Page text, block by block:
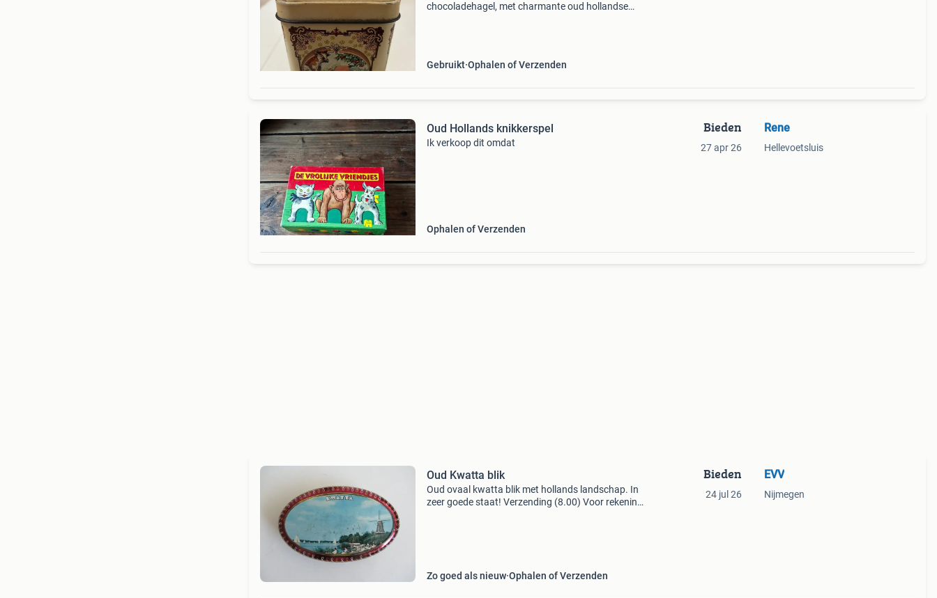
chocoladehagel, met charmante oud hollandse
Gebruikt Ophalen of Verzenden
Oud Hollands knikkerspel
Ik verkoop dit omdat
Ophalen of Verzenden
Bieden
27 apr 26
Rene
Hellevoetsluis
Oud Kwatta blik
Oud ovaal kwatta blik met hollands landschap. In
zeer goede staat! Verzending (8.00) Voor rekening
Zo goed als nieuw Ophalen of Verzenden
Bieden
24 jul 26
EVV
Nijmegen